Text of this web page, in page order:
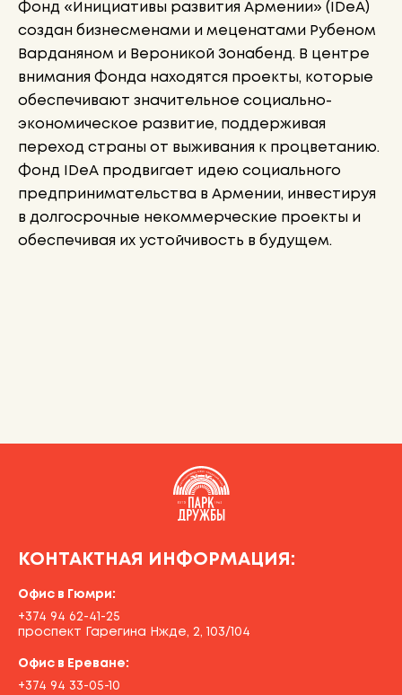
Фонд «Инициативы развития Армении» (IDeA)
создан бизнесменами и меценатами Рубеном
Варданяном и Вероникой Зонабенд. В центре
внимания Фонда находятся проекты, которые
обеспечивают значительное социально-
экономическое развитие, поддерживая
переход страны от выживания к процветанию.
Фонд IDeA продвигает идею социального
предпринимательства в Армении, инвестируя
в долгосрочные некоммерческие проекты и
обеспечивая их устойчивость в будущем.
КОНТАКТНАЯ ИНФОРМАЦИЯ:
Офис в Гюмри:
+374 94 62-41-25
проспект Гарегина Нжде, 2, 103/104
Офис в Ереване:
+374 94 33-05-10